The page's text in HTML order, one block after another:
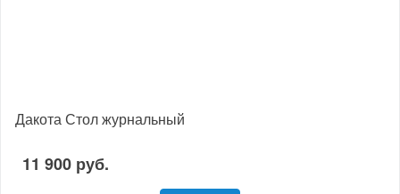
Дакота Стол журнальный
11 900 руб.